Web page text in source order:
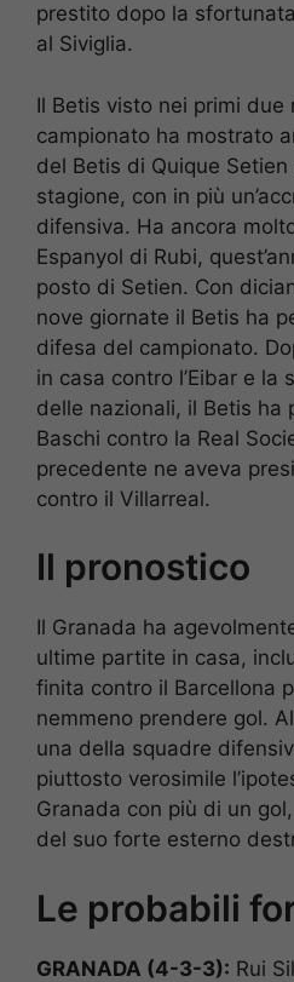
prestito dopo la
al Siviglia.
Il Betis visto nei primi due
campionato ha mostrato
del Betis di Quique
stagione, con in più
difensiva. Ha ancora
Espanyol di Rubi,
posto di Setien. Con
nove giornate il Betis ha
difesa del campionato.
in casa contro l’Eibar e la
delle nazionali, il Betis ha
Baschi contro la Real
precedente ne aveva
contro il Villarreal.
Il pronostico
Il Granada ha
ultime partite in casa,
finita contro il Barcellona
nemmeno prendere gol.
una della squadre
piuttosto verosimile
Granada con più di un
del suo forte esterno
Le probabili
GRANADA (4-3-3): Rui